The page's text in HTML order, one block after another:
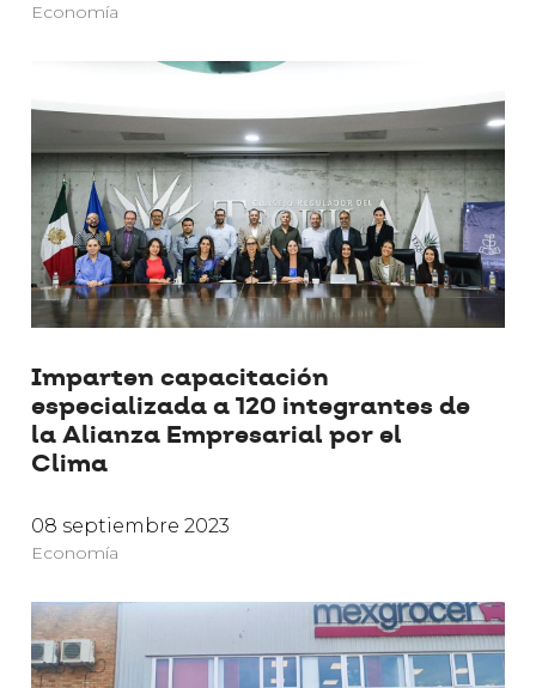
Economía
Imparten capacitación
especializada a 120 integrantes de
la Alianza Empresarial por el
Clima
08 septiembre 2023
Economía